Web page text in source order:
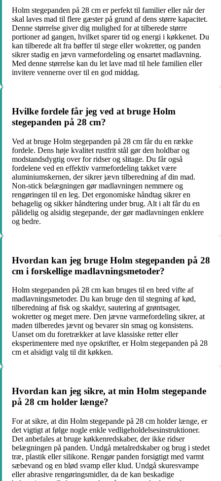
Holm stegepanden på 28 cm er perfekt til familier eller når der
skal laves mad til flere gæster på grund af dens større kapacitet.
Denne størrelse giver dig mulighed for at tilberede større
portioner ad gangen, hvilket sparer tid og energi i køkkenet. Du
kan tilberede alt fra bøffer til stege eller wokretter, og panden
sikrer stadig en jævn varmefordeling og ensartet madlavning.
Med denne størrelse kan du let lave mad til hele familien eller
invitere vennerne over til en god middag.
Hvilke fordele får jeg ved at bruge Holm
stegepanden på 28 cm?
Ved at bruge Holm stegepanden på 28 cm får du en række
fordele. Dens høje kvalitet rustfrit stål gør den holdbar og
modstandsdygtig over for ridser og slitage. Du får også
fordelene ved en effektiv varmefordeling takket være
aluminiumskernen, der sikrer jævn tilberedning af din mad.
Non-stick belægningen gør madlavningen nemmere og
rengøringen til en leg. Det ergonomiske håndtag sikrer en
behagelig og sikker håndtering under brug. Alt i alt får du en
pålidelig og alsidig stegepande, der gør madlavningen enklere
og bedre.
Hvordan kan jeg bruge Holm stegepanden på 28
cm i forskellige madlavningsmetoder?
Holm stegepanden på 28 cm kan bruges til en bred vifte af
madlavningsmetoder. Du kan bruge den til stegning af kød,
tilberedning af fisk og skaldyr, sautering af grøntsager,
wokretter og meget mere. Den jævne varmefordeling sikrer, at
maden tilberedes jævnt og bevarer sin smag og konsistens.
Uanset om du foretrækker at lave klassiske retter eller
eksperimentere med nye opskrifter, er Holm stegepanden på 28
cm et alsidigt valg til dit køkken.
Hvordan kan jeg sikre, at min Holm stegepande
på 28 cm holder længe?
For at sikre, at din Holm stegepande på 28 cm holder længe, er
det vigtigt at følge nogle enkle vedligeholdelsesinstruktioner.
Det anbefales at bruge køkkenredskaber, der ikke ridser
belægningen på panden. Undgå metalredskaber og brug i stedet
træ, plastik eller silikone. Rengør panden forsigtigt med varmt
sæbevand og en blød svamp eller klud. Undgå skuresvampe
eller abrasive rengøringsmidler, da de kan beskadige